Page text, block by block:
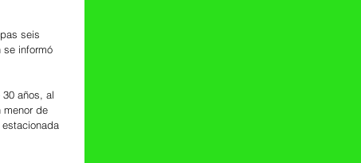
seis
se informó
años, al
menor de